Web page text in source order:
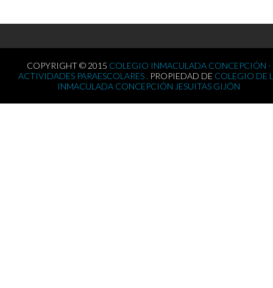
COPYRIGHT © 2015 COLEGIO INMACULADA CONCEPCIÓN -
ACTIVIDADES PARAESCOLARES . PROPIEDAD DE COLEGIO DE
INMACULADA CONCEPCIÓN JESUITAS GIJÓN